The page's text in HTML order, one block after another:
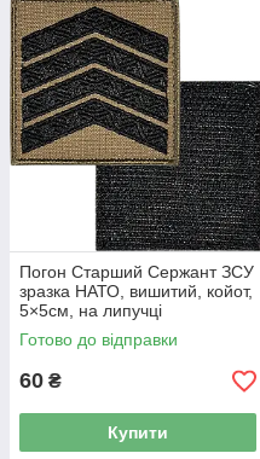
Погон Старший Сержант ЗСУ
зразка НАТО, вишитий, койот,
5×5см, на липучці
Готово до відправки
60 ₴
Купити